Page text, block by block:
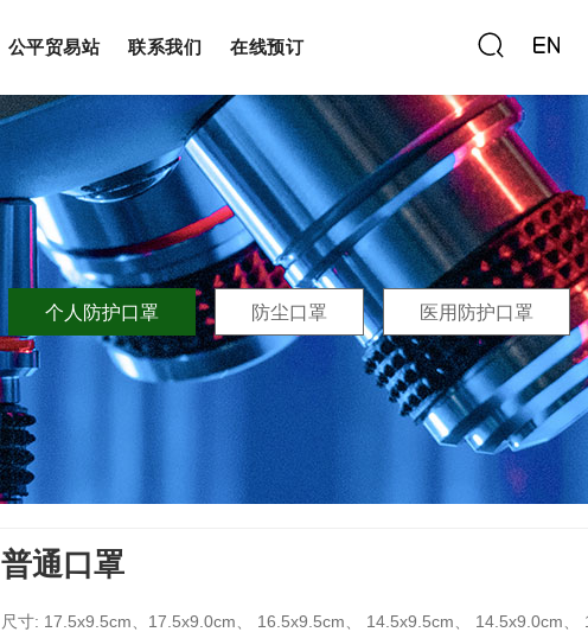
公平贸易站 联系我们 在线预订
个人防护口罩 防尘口罩 医用防护口罩
普通口罩
尺寸: 17.5x9.5cm、17.5x9.0cm、 16.5x9.5cm、 14.5x9.5cm、 14.5x9.0cm、